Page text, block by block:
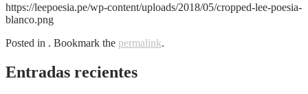
https://leepoesia.pe/wp-content/uploads/2018/05/cropped-lee-poesia-
blanco.png
Posted in . Bookmark the permalink.
Entradas recientes